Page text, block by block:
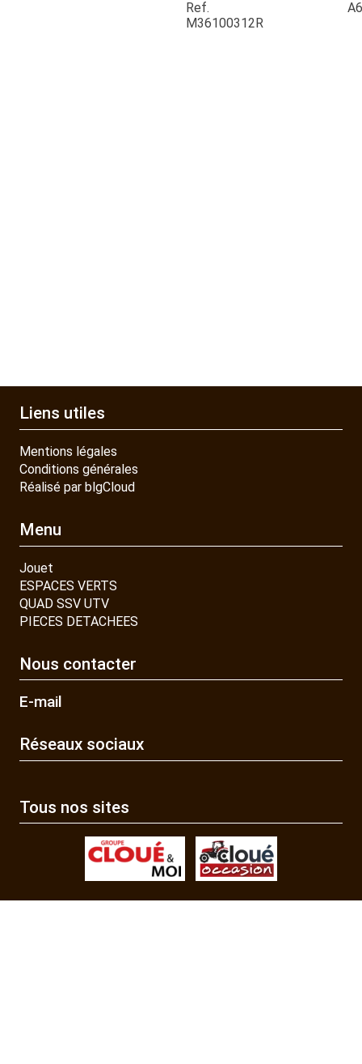
ESPACES VERTS
Ref.
M36100312R
Liens utiles
Mentions légales
Conditions générales
Réalisé par blgCloud
Menu
Jouet
ESPACES VERTS
QUAD SSV UTV
PIECES DETACHEES
Nous contacter
E-mail
Réseaux sociaux
Tous nos sites